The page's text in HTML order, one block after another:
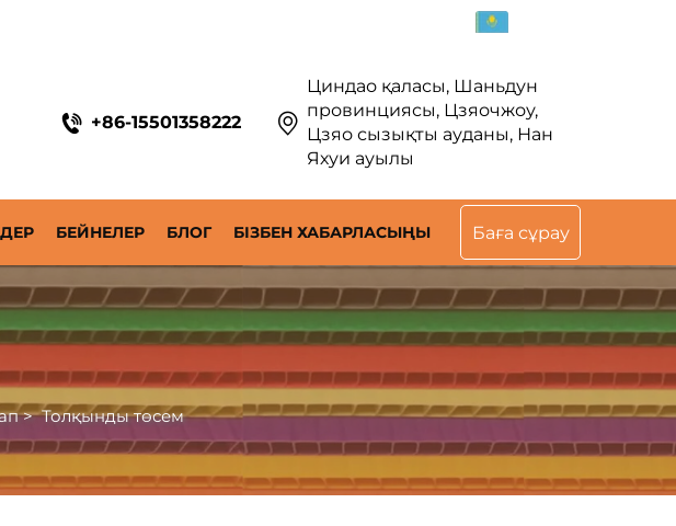
+86-15501358222
Циндао қаласы, Шаньдун
провинциясы, Цзяочжоу,
Цзяо сызықты ауданы, Нан
Яхуи ауылы
БЕЙНЕЛЕР БЛОГ БІЗБЕН ХАБАРЛАСЫҢЫ Баға сұрау
>Толқынды төсем